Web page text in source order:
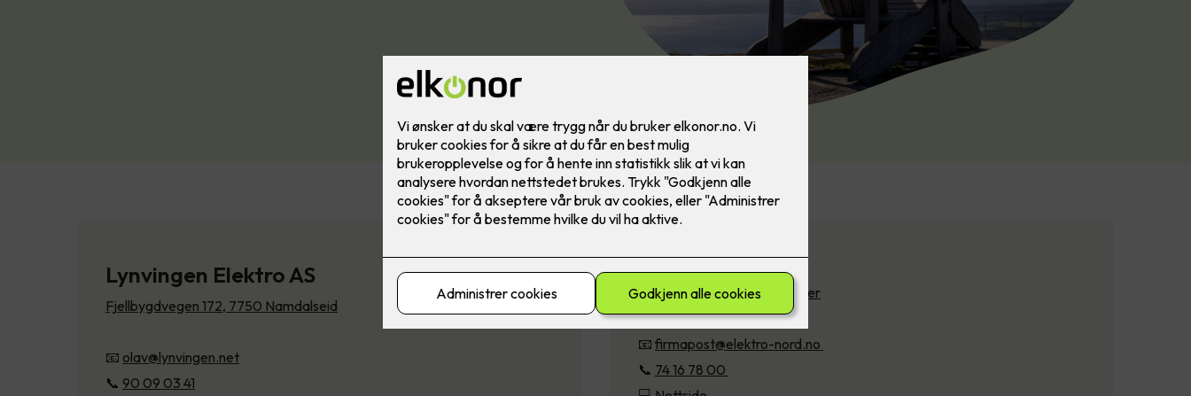
Lynvingen Elektro AS
Fjellbygdvegen 172, 7750 Namdalseid
📧 olav@lynvingen.net
📞 90 09 03 41
Elektro Nord AS
Sjøfartsgata 11, 7714 Steinkjer
📧 firmapost@elektro-nord.no
📞 74 16 78 00